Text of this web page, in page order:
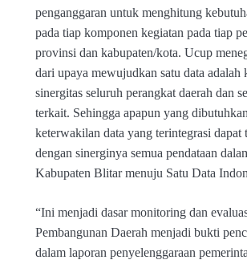
penganggaran untuk menghitung
pada tiap komponen kegiatan pada tiap
provinsi dan kabupaten/kota. Ucup
dari upaya mewujudkan satu data adalah
sinergitas seluruh perangkat daerah dan
terkait. Sehingga apapun yang
keterwakilan data yang terintegrasi dapat
dengan sinerginya semua pendataan
Kabupaten Blitar menuju Satu Data
“Ini menjadi dasar monitoring dan
Pembangunan Daerah menjadi bukti
dalam laporan penyelenggaraan